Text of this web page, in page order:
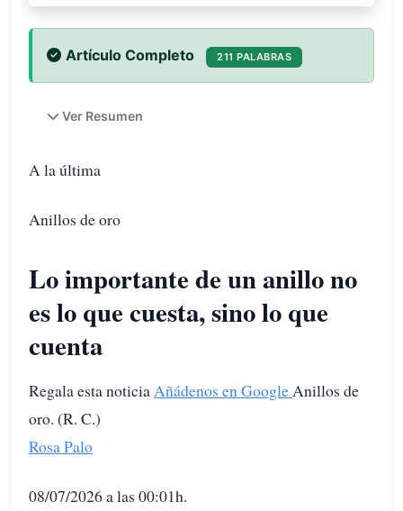
Artículo Completo 211 PALABRAS
Ver Resumen
A la última
Anillos de oro
Lo importante de un anillo no
es lo que cuesta, sino lo que
cuenta
Regala esta noticia Añádenos en Google Anillos de
oro. (R. C.)
Rosa Palo
08/07/2026 a las 00:01h.